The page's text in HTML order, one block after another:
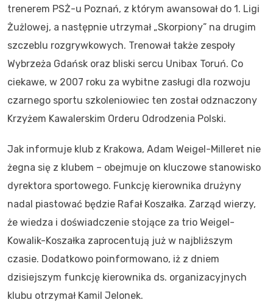
trenerem PSŻ-u Poznań, z którym awansował do 1. Ligi
Żużlowej, a następnie utrzymał „Skorpiony” na drugim
szczeblu rozgrywkowych. Trenował także zespoły
Wybrzeża Gdańsk oraz bliski sercu Unibax Toruń. Co
ciekawe, w 2007 roku za wybitne zasługi dla rozwoju
czarnego sportu szkoleniowiec ten został odznaczony
Krzyżem Kawalerskim Orderu Odrodzenia Polski.
Jak informuje klub z Krakowa, Adam Weigel-Milleret nie
żegna się z klubem – obejmuje on kluczowe stanowisko
dyrektora sportowego. Funkcję kierownika drużyny
nadal piastować będzie Rafał Koszałka. Zarząd wierzy,
że wiedza i doświadczenie stojące za trio Weigel-
Kowalik-Koszałka zaprocentują już w najbliższym
czasie. Dodatkowo poinformowano, iż z dniem
dzisiejszym funkcję kierownika ds. organizacyjnych
klubu otrzymał Kamil Jelonek.